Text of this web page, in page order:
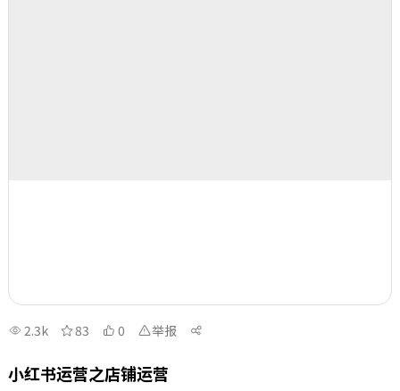
2.3k 83 0 举报
小红书运营之店铺运营